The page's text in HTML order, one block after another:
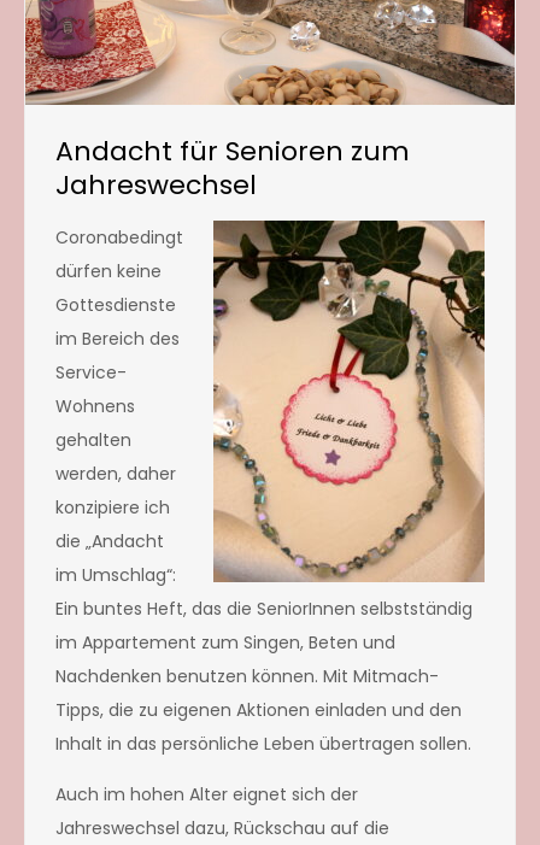
Andacht für Senioren zum
Jahreswechsel
Coronabedingt
dürfen keine
Gottesdienste
im Bereich des
Service-
Wohnens
gehalten
werden, daher
konzipiere ich
die „Andacht
im Umschlag“:
Ein buntes Heft, das die SeniorInnen selbstständig
im Appartement zum Singen, Beten und
Nachdenken benutzen können. Mit Mitmach-
Tipps, die zu eigenen Aktionen einladen und den
Inhalt in das persönliche Leben übertragen sollen.
Auch im hohen Alter eignet sich der
Jahreswechsel dazu, Rückschau auf die